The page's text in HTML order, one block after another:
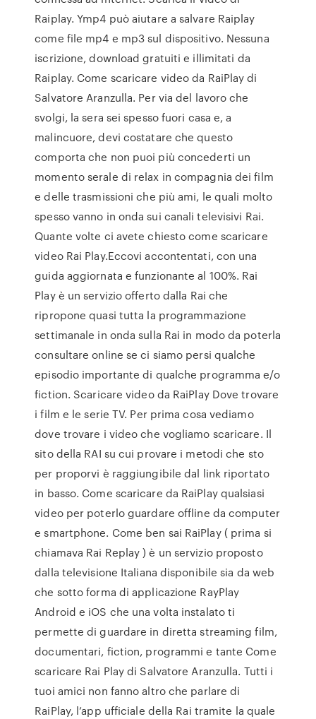
Raiplay. Ymp4 può aiutare a salvare Raiplay
come file mp4 e mp3 sul dispositivo. Nessuna
iscrizione, download gratuiti e illimitati da
Raiplay. Come scaricare video da RaiPlay di
Salvatore Aranzulla. Per via del lavoro che
svolgi, la sera sei spesso fuori casa e, a
malincuore, devi costatare che questo
comporta che non puoi più concederti un
momento serale di relax in compagnia dei film
e delle trasmissioni che più ami, le quali molto
spesso vanno in onda sui canali televisivi Rai.
Quante volte ci avete chiesto come scaricare
video Rai Play.Eccovi accontentati, con una
guida aggiornata e funzionante al 100%. Rai
Play è un servizio offerto dalla Rai che
ripropone quasi tutta la programmazione
settimanale in onda sulla Rai in modo da poterla
consultare online se ci siamo persi qualche
episodio importante di qualche programma e/o
fiction. Scaricare video da RaiPlay Dove trovare
i film e le serie TV. Per prima cosa vediamo
dove trovare i video che vogliamo scaricare. Il
sito della RAI su cui provare i metodi che sto
per proporvi è raggiungibile dal link riportato
in basso. Come scaricare da RaiPlay qualsiasi
video per poterlo guardare offline da computer
e smartphone. Come ben sai RaiPlay ( prima si
chiamava Rai Replay ) è un servizio proposto
dalla televisione Italiana disponibile sia da web
che sotto forma di applicazione RayPlay
Android e iOS che una volta instalato ti
permette di guardare in diretta streaming film,
documentari, fiction, programmi e tante Come
scaricare Rai Play di Salvatore Aranzulla. Tutti i
tuoi amici non fanno altro che parlare di
RaiPlay, l’app ufficiale della Rai tramite la quale